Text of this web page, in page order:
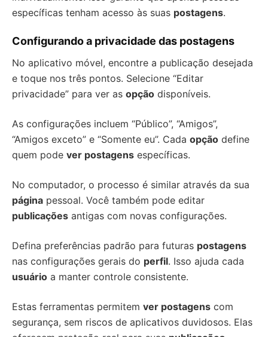
específicas tenham acesso às suas postagens.
Configurando a privacidade das postagens
No aplicativo móvel, encontre a publicação desejada
e toque nos três pontos. Selecione “Editar
privacidade” para ver as opção disponíveis.
As configurações incluem “Público”, “Amigos”,
“Amigos exceto” e “Somente eu”. Cada opção define
quem pode ver postagens específicas.
No computador, o processo é similar através da sua
página pessoal. Você também pode editar
publicações antigas com novas configurações.
Defina preferências padrão para futuras postagens
nas configurações gerais do perfil. Isso ajuda cada
usuário a manter controle consistente.
Estas ferramentas permitem ver postagens com
segurança, sem riscos de aplicativos duvidosos. Elas